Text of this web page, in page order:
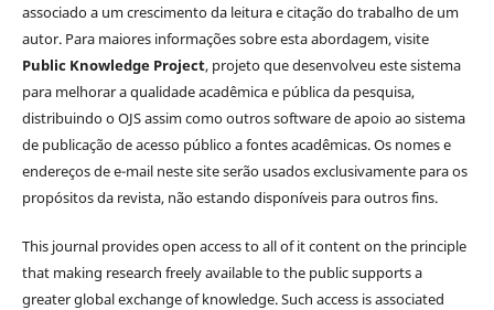
associado a um crescimento da leitura e citação do trabalho de um
autor. Para maiores informações sobre esta abordagem, visite
Public Knowledge Project, projeto que desenvolveu este sistema
para melhorar a qualidade acadêmica e pública da pesquisa,
distribuindo o OJS assim como outros software de apoio ao sistema
de publicação de acesso público a fontes acadêmicas. Os nomes e
endereços de e-mail neste site serão usados exclusivamente para os
propósitos da revista, não estando disponíveis para outros fins.
This journal provides open access to all of it content on the principle
that making research freely available to the public supports a
greater global exchange of knowledge. Such access is associated